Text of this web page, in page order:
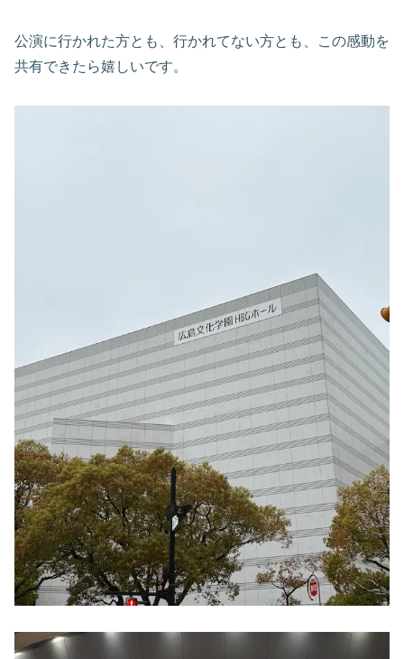
公演に行かれた方とも、行かれてない方とも、この感動を
共有できたら嬉しいです。